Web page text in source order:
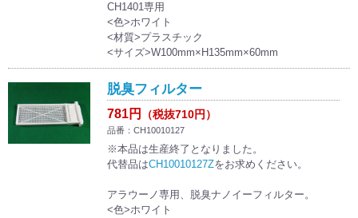
CH1401専用
<色>ホワイト
<材質>プラスチック
<サイズ>W100mm×H135mm×60mm
脱臭フィルター
781円 （税抜710円）
品番：CH10010127
※本品は生産終了となりました。
代替品はCH10010127Zをお求めください。
アラウーノ専用、脱臭ナノイーフィルター。
<色>ホワイト